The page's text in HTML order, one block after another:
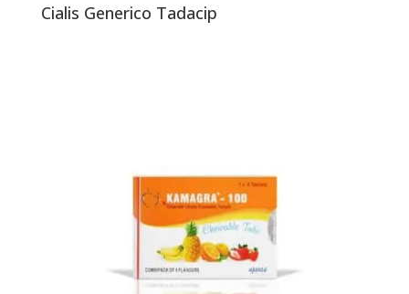
Cialis Generico Tadacip